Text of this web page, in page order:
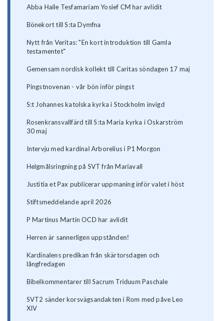
Abba Haile Tesfamariam Yosief CM har avlidit
Bönekort till S:ta Dymfna
Nytt från Veritas: "En kort introduktion till Gamla
testamentet"
Gemensam nordisk kollekt till Caritas söndagen 17 maj
Pingstnovenan - vår bön inför pingst
S:t Johannes katolska kyrka i Stockholm invigd
Rosenkransvallfärd till S:ta Maria kyrka i Oskarström
30 maj
Intervju med kardinal Arborelius i P1 Morgon
Helgmålsringning på SVT från Mariavall
Justitia et Pax publicerar uppmaning inför valet i höst
Stiftsmeddelande april 2026
P Martinus Martin OCD har avlidit
Herren är sannerligen uppstånden!
Kardinalens predikan från skärtorsdagen och
långfredagen
Bibelkommentarer till Sacrum Triduum Paschale
SVT2 sänder korsvägsandakten i Rom med påve Leo
XIV